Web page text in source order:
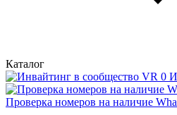
Каталог
Проверка номеров на наличие